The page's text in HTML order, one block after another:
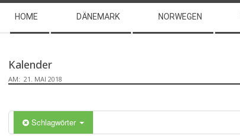
Navigation
Menu
HOME DÄNEMARK NORWEGEN
Kalender
AM: 21. MAI 2018
Schlagwörter